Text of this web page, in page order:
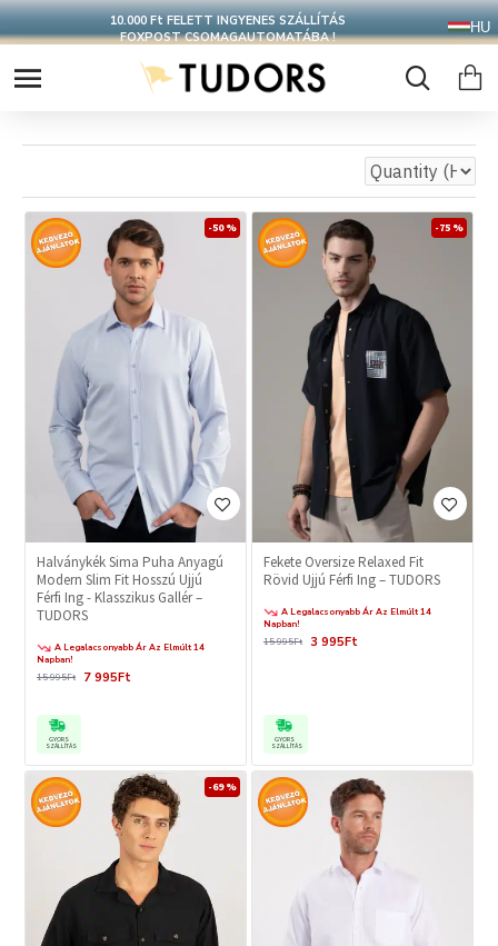
CSOMAGOD 24 ÓRÁN BELÜL FELADJUK HU
-50 %
Halványkék Sima Puha Anyagú
Modern Slim Fit Hosszú Ujjú
Férfi Ing - Klasszikus Gallér –
TUDORS
A Legalacsonyabb Ár Az Elmúlt 14
Napban!
7 995Ft
15 995Ft
GYORS
SZÁLLÍTÁS
-75 %
Fekete Oversize Relaxed Fit
Rövid Ujjú Férfi Ing – TUDORS
A Legalacsonyabb Ár Az Elmúlt 14
Napban!
3 995Ft
15 995Ft
GYORS
SZÁLLÍTÁS
-69 %